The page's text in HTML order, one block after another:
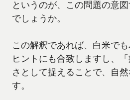
というのが、この問題の意
でしょうか。
この解釈であれば、白米で
ヒントにも合致しますし、
さとして捉えることで、自
す。